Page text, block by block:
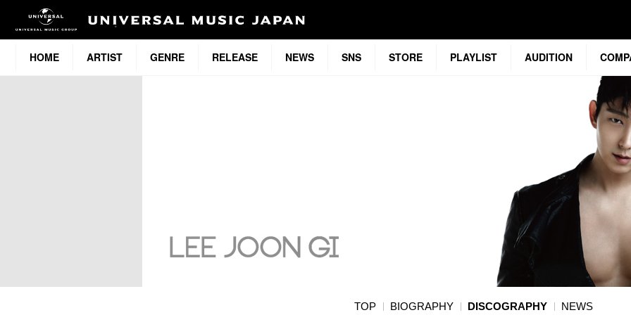
HOME ARTIST GENRE RELEASE NEWS SNS STORE PLAYLIST AUDITION
TOP BIOGRAPHY DISCOGRAPHY NEWS